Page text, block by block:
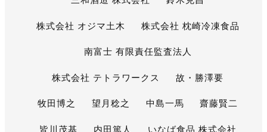
株式会社 オジマ土木 株式会社 枕崎冷凍食品
南富士 有限責任監査法人
株式会社 テトラワークス 故・勝澤要
牧田博之 望月稔之 中島一馬 齋藤賢二
皆川茂基 内田篤人 いなば食品 株式会社